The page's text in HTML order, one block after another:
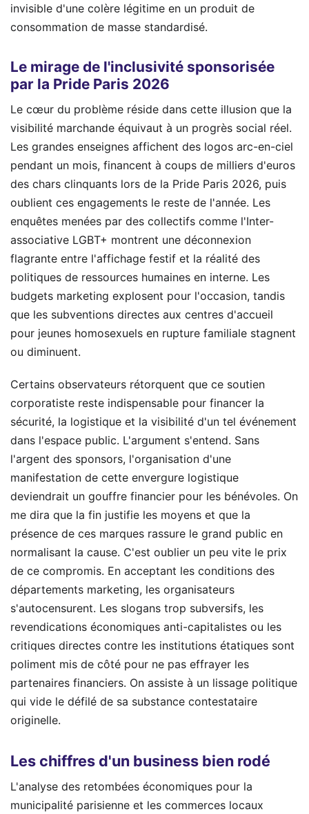
invisible d'une colère légitime en un produit de
consommation de masse standardisé.
Le mirage de l'inclusivité sponsorisée
par la Pride Paris 2026
Le cœur du problème réside dans cette illusion que la
visibilité marchande équivaut à un progrès social réel.
Les grandes enseignes affichent des logos arc-en-ciel
pendant un mois, financent à coups de milliers d'euros
des chars clinquants lors de la Pride Paris 2026, puis
oublient ces engagements le reste de l'année. Les
enquêtes menées par des collectifs comme l'Inter-
associative LGBT+ montrent une déconnexion
flagrante entre l'affichage festif et la réalité des
politiques de ressources humaines en interne. Les
budgets marketing explosent pour l'occasion, tandis
que les subventions directes aux centres d'accueil
pour jeunes homosexuels en rupture familiale stagnent
ou diminuent.
Certains observateurs rétorquent que ce soutien
corporatiste reste indispensable pour financer la
sécurité, la logistique et la visibilité d'un tel événement
dans l'espace public. L'argument s'entend. Sans
l'argent des sponsors, l'organisation d'une
manifestation de cette envergure logistique
deviendrait un gouffre financier pour les bénévoles. On
me dira que la fin justifie les moyens et que la
présence de ces marques rassure le grand public en
normalisant la cause. C'est oublier un peu vite le prix
de ce compromis. En acceptant les conditions des
départements marketing, les organisateurs
s'autocensurent. Les slogans trop subversifs, les
revendications économiques anti-capitalistes ou les
critiques directes contre les institutions étatiques sont
poliment mis de côté pour ne pas effrayer les
partenaires financiers. On assiste à un lissage politique
qui vide le défilé de sa substance contestataire
originelle.
Les chiffres d'un business bien rodé
L'analyse des retombées économiques pour la
municipalité parisienne et les commerces locaux